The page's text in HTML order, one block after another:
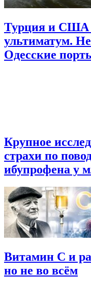
Турция и США
ультиматум.
Одесские
Крупное
страхи по
ибупрофена у
Витамин C и
но не во всём